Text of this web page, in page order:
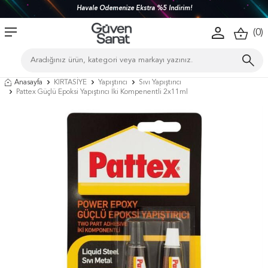
Havale Ödemenize Ekstra %5 İndirim!
(0)
Anasayfa KIRTASİYE Yapıştırıcı
Sıvı Yapıştırıcı
Pattex Güçlü Epoksi Yapıştırıcı İki Kompenentli 2x11ml